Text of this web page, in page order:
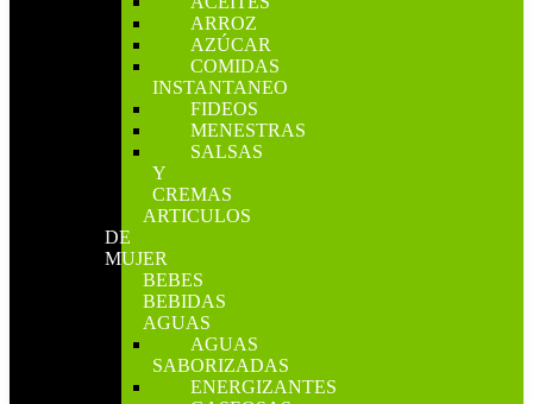
ARROZ
AZÚCAR
COMIDAS
INSTANTANEO
FIDEOS
MENESTRAS
SALSAS
Y
CREMAS
ARTICULOS
DE
MUJER
BEBES
BEBIDAS
AGUAS
AGUAS
SABORIZADAS
ENERGIZANTES